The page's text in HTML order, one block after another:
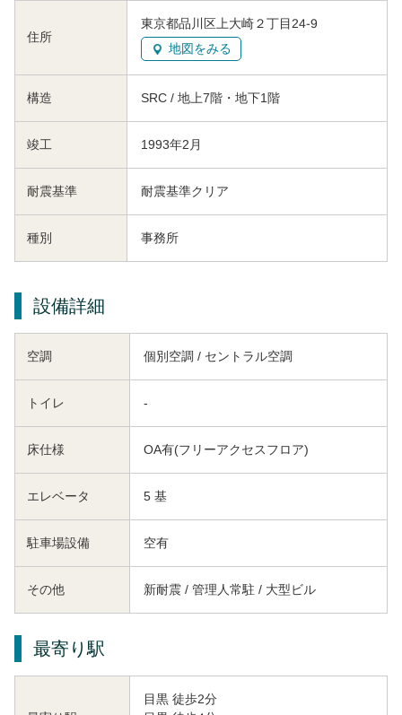
住所
東京都品川区上大崎２丁目24-9
地図をみる
構造 SRC / 地上7階・地下1階
竣工 1993年2月
耐震基準 耐震基準クリア
種別 事務所
設備詳細
空調 個別空調 / セントラル空調
トイレ -
床仕様 OA有(フリーアクセスフロア)
エレベータ 5 基
駐車場設備 空有
その他 新耐震 / 管理人常駐 / 大型ビル
最寄り駅
目黒 徒歩2分